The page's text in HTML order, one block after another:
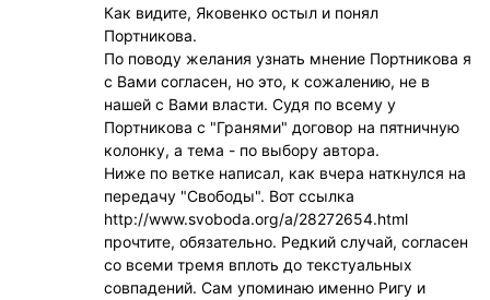
Как видите, Яковенко остыл и понял
Портникова.
По поводу желания узнать мнение Портникова я
с Вами согласен, но это, к сожалению, не в
нашей с Вами власти. Судя по всему у
Портникова с "Гранями" договор на пятничную
колонку, а тема - по выбору автора.
Ниже по ветке написал, как вчера наткнулся на
передачу "Свободы". Вот ссылка
http://www.svoboda.org/a/28272654.html
прочтите, обязательно. Редкий случай, согласен
со всеми тремя вплоть до текстуальных
совпадений. Сам упоминаю именно Ригу и